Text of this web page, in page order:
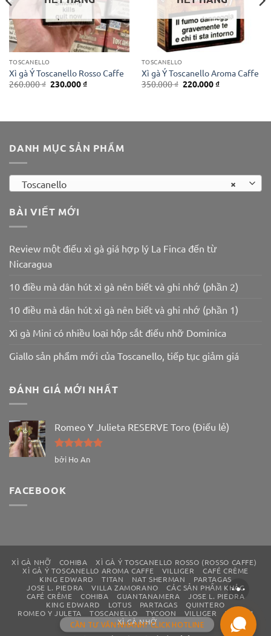
TOSCANELLO
Xì gà Ý Toscanello Rosso Caffe
260.000₫ Giá
gốc
230.000₫Giá
TOSCANELLO
Xì gà Ý Toscanello Aroma Caffe
350.000₫ Giá
gốc
220.000₫Giá
DANH MỤC SẢN PHẨM
×
Toscanello
BÀI VIẾT MỚI
Review một điếu xì gà giá hợp lý La Finca đến từ
Nicaragua
10 điều mà dân hút xì gà nên biết và ghi nhớ (phần 2)
10 điều mà dân hút xì gà nên biết và ghi nhớ (phần 1)
Xì gà Mini có nhiều loại hộp sắt điếu nhỡ Dominica
Giallo sản phẩm mới của Toscanello, tiếp tục giảm giá
ĐÁNH GIÁ MỚI NHẤT
Romeo Y Julieta RESERVE Toro (Điếu lẻ)
Được xếp
bởi Ho An
FACEBOOK
XÌ GÀ NHỠ COHIBA
XÌ GÀ Ý TOSCANELLO ROSSO (ROSSO CAFFE)
XÌ GÀ Ý TOSCANELLO AROMA CAFFE
VILLIGER
CAFÉ CRÈME
KING EDWARD
TITAN NAT SHERMAN
PARTAGAS
JOSE L. PIEDRA
VILLA ZAMORANO
CÁC SẢN PHẨM KHÁC
CAFÉ CRÈME
COHIBA GUANTANAMERA
JOSE L. PIEDRA
KING EDWARD
LOTUS PARTAGAS
QUINTERO
ROMEO Y JULETA
TOSCANELLO TYCOON VILLIGER
WILLEM
XÌ GÀ NHỠ
CẦN TƯ VẤN NHANH? CLICK HOTLINE